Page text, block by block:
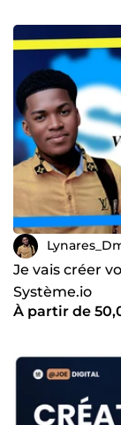
Je vais créer
Système.io
À partir de